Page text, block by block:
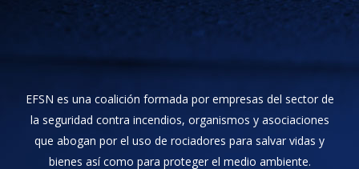
EFSN es una coalición formada por empresas del sector de
la seguridad contra incendios, organismos y asociaciones
que abogan por el uso de rociadores para salvar vidas y
bienes así como para proteger el medio ambiente.